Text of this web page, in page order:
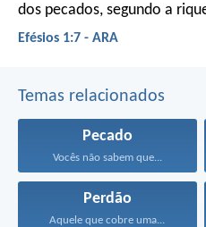
dos pecados, segundo a
Efésios 1:7 - ARA
Temas relacionados
Pecado
Vocês não sabem que...
Perdão
Aquele que cobre uma...